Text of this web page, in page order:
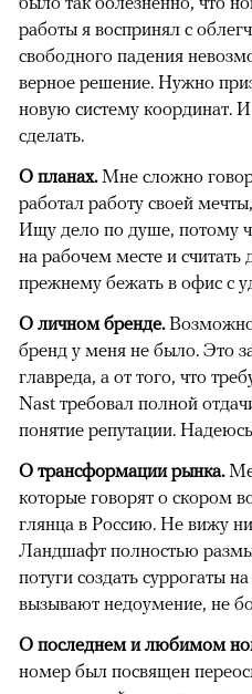
работы я воспринял с
свободного падения
верное решение. Нужно
новую систему координат.
сделать.
О планах.Мне сложно
работал работу своей
Ищу дело по душе, потому
на рабочем месте и считать
прежнему бежать в офис с
О личном бренде.
бренд у меня не было. Это
главреда, а от того, что
Nast требовал полной
понятие репутации.
О трансформации рынка.
которые говорят о скором
глянца в Россию. Не вижу
Ландшафт полностью
потуги создать суррогаты
вызывают недоумение, не
О последнем и любимом
номер был посвящен